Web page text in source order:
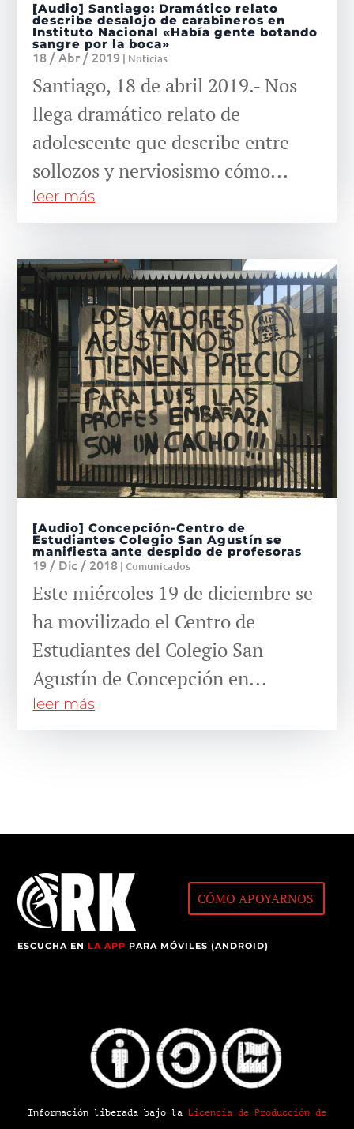
[Audio] Santiago: Dramático relato
describe desalojo de carabineros en
Instituto Nacional «Había gente botando
sangre por la boca»
18 / Abr / 2019 | Noticias
Santiago, 18 de abril 2019.- Nos
llega dramático relato de
adolescente que describe entre
sollozos y nerviosismo cómo...
leer más
[Audio] Concepción-Centro de
Estudiantes Colegio San Agustín se
manifiesta ante despido de profesoras
19 / Dic / 2018 |Comunicados
Este miércoles 19 de diciembre se
ha movilizado el Centro de
Estudiantes del Colegio San
Agustín de Concepción en...
leer más
CÓMO APOYARNOS
ESCUCHA ENLA APP PARA MÓVILES (ANDROID)
Información liberada bajo la Licencia de Producción de